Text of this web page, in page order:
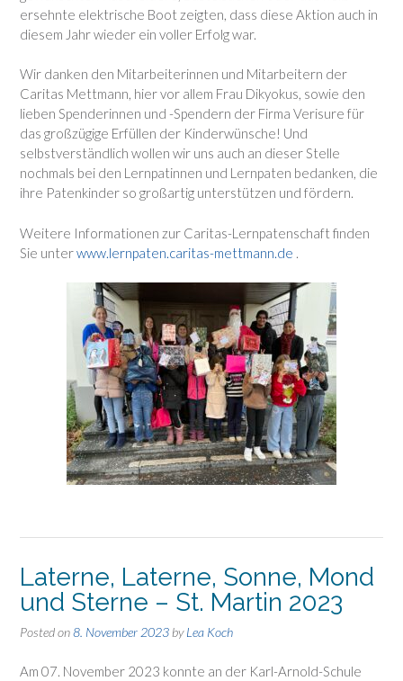
ersehnte elektrische Boot zeigten, dass diese Aktion auch in
diesem Jahr wieder ein voller Erfolg war.
Wir danken den Mitarbeiterinnen und Mitarbeitern der
Caritas Mettmann, hier vor allem Frau Dikyokus, sowie den
lieben Spenderinnen und -Spendern der Firma Verisure für
das großzügige Erfüllen der Kinderwünsche! Und
selbstverständlich wollen wir uns auch an dieser Stelle
nochmals bei den Lernpatinnen und Lernpaten bedanken, die
ihre Patenkinder so großartig unterstützen und fördern.
Weitere Informationen zur Caritas-Lernpatenschaft finden
Sie unterwww.lernpaten.caritas-mettmann.de .
Laterne, Laterne, Sonne, Mond
und Sterne – St. Martin 2023
Posted on8. November 2023 byLea Koch
Am 07. November 2023 konnte an der Karl-Arnold-Schule